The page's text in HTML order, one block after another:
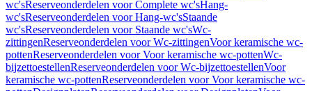
wc'sReserveonderdelen voor Complete wc'sHang-
wc'sReserveonderdelen voor Hang-wc'sStaande
wc'sReserveonderdelen voor Staande wc'sWc-
zittingenReserveonderdelen voor Wc-zittingenVoor keramische wc-
pottenReserveonderdelen voor Voor keramische wc-pottenWc-
bijzettoestellenReserveonderdelen voor Wc-bijzettoestellenVoor
keramische wc-pottenReserveonderdelen voor Voor keramische wc-